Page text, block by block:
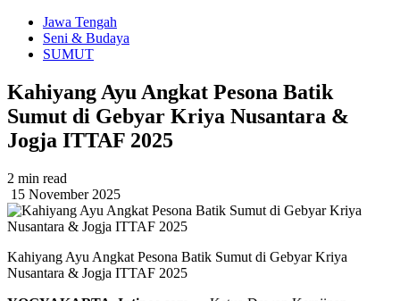
Jawa Tengah
Seni & Budaya
SUMUT
Kahiyang Ayu Angkat Pesona Batik
Sumut di Gebyar Kriya Nusantara &
Jogja ITTAF 2025
2 min read
15 November 2025
Kahiyang Ayu Angkat Pesona Batik Sumut di Gebyar Kriya
Nusantara & Jogja ITTAF 2025